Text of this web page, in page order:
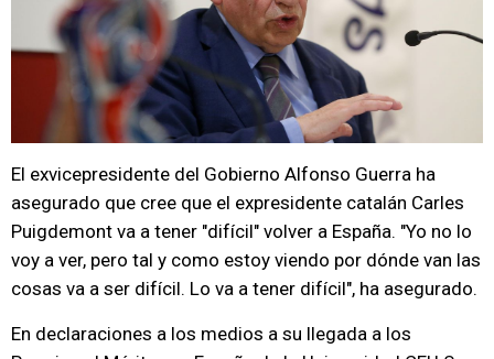
El exvicepresidente del Gobierno Alfonso Guerra ha
asegurado que cree que el expresidente catalán Carles
Puigdemont va a tener "difícil" volver a España. "Yo no lo
voy a ver, pero tal y como estoy viendo por dónde van las
cosas va a ser difícil. Lo va a tener difícil", ha asegurado.
En declaraciones a los medios a su llegada a los